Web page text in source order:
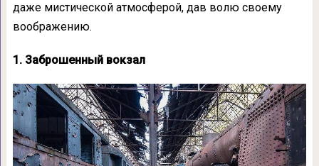
даже мистической атмосферой, дав волю своему
воображению.
1. Заброшенный вокзал